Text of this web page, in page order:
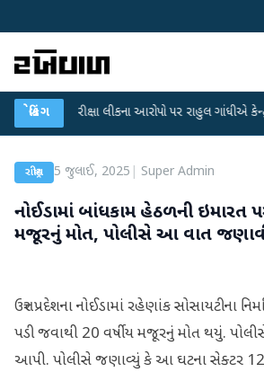
બ્રેકિંગ
NET પરીક્ષા લીકના આરોપો પર રાહુલ ગાંધીએ કેન્દ્ર પર
રાષ્ટ્રીય 5 જુલાઈ, 2025 Super Admin
નોઈડામાં બાંધકામ હેઠળની ઇમારત
મજૂરનું મોત, પોલીસે આ વાત
ઉત્તર પ્રદેશના નોઈડામાં રહેણાંક સોસાયટીના
પડી જવાથી 20 વર્ષીય મજૂરનું મોત થયું.
આપી. પોલીસે જણાવ્યું કે આ ઘટના સેક્ટર